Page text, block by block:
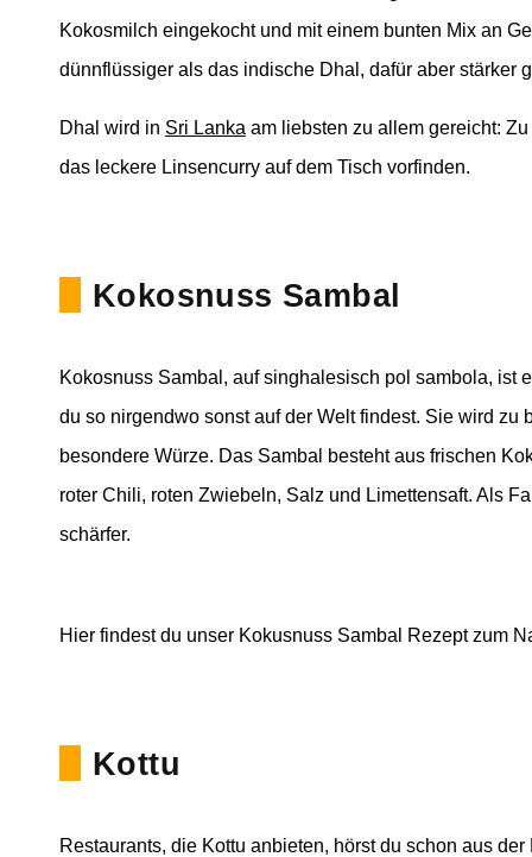
Kokosmilch eingekocht und mit einem bunten Mix an
dünnflüssiger als das indische Dhal, dafür aber stärker
Dhal wird in Sri Lanka am liebsten zu allem gereicht:
das leckere Linsencurry auf dem Tisch vorfinden.
Kokosnuss Sambal
Kokosnuss Sambal, auf singhalesisch pol sambola,
du so nirgendwo sonst auf der Welt findest. Sie wird
besondere Würze. Das Sambal besteht aus frischen
roter Chili, roten Zwiebeln, Salz und Limettensaft. Als
schärfer.
Hier findest du unser Kokusnuss Sambal Rezept zum
Kottu
Restaurants, die Kottu anbieten, hörst du schon aus